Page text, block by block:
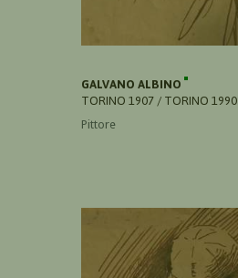
GALVANO ALBINO
TORINO 1907 / TORINO 1990
Pittore